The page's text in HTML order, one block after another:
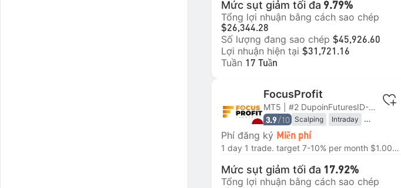
Mức sụt giảm tối đa 9.79%
Tổng lợi nhuận bằng cách sao chép
$26,344.28
Số lượng đang sao chép $45,926.60
Lợi nhuận hiện tại $31,721.16
Tuần 17 Tuần
FocusProfit
MT5 | #2 DupoinFuturesID-Real
3.9 /10 Scalping
Intraday
Trend Following
Momentum Trading
Phí đăng ký Miễn phí
1 day 1 trade. target 7-10% per month $1.000 = 0.01 lot $10.000 = 0.10 lot $100.000 = 1 lot
Mức sụt giảm tối đa 17.92%
Tổng lợi nhuận bằng cách sao chép